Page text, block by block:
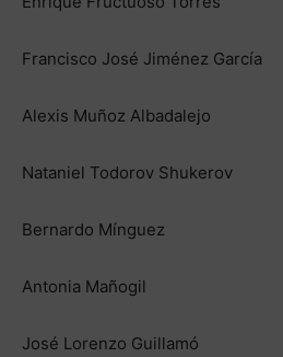
Francisco José Jiménez García
Alexis Muñoz Albadalejo
Nataniel Todorov Shukerov
Bernardo Mínguez
Antonia Mañogil
José Lorenzo Guillamó